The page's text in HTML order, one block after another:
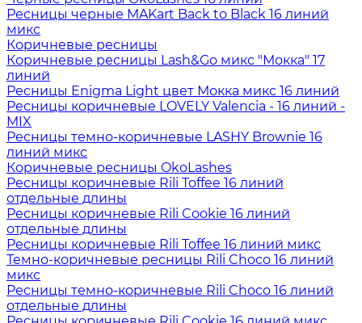
Ресницы черные MAKart Back to Black 16 линий
микс
Коричневые ресницы
Коричневые ресницы Lash&Go микс "Мокка" 17
линий
Ресницы Enigma Light цвет Мокка микс 16 линий
Ресницы коричневые LOVELY Valencia - 16 линий -
MIX
Ресницы темно-коричневые LASHY Brownie 16
линий микс
Коричневые ресницы OkoLashes
Ресницы коричневые Rili Toffee 16 линий
отдельные длины
Ресницы коричневые Rili Cookie 16 линий
отдельные длины
Ресницы коричневые Rili Toffee 16 линий микс
Темно-коричневые ресницы Rili Choco 16 линий
микс
Ресницы темно-коричневые Rili Choco 16 линий
отдельные длины